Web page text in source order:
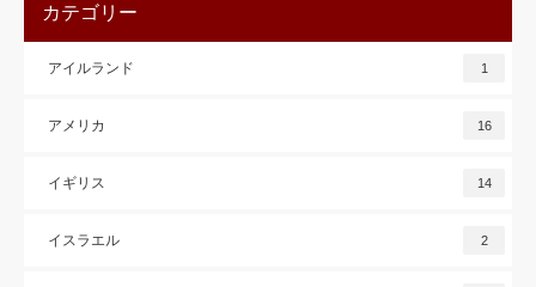
カテゴリー
アイルランド 1
アメリカ 16
イギリス 14
イスラエル 2